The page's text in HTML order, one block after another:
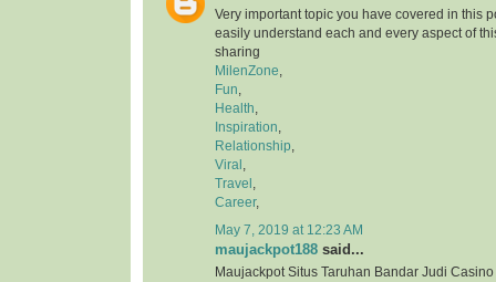
Very important topic you have covered in this
easily understand each and every aspect of
sharing
MilenZone
Fun
Health
Inspiration
Relationship
Viral
Travel
Career,
May 7, 2019 at 12:23 AM
maujackpot188 said...
Maujackpot Situs Taruhan Bandar Judi